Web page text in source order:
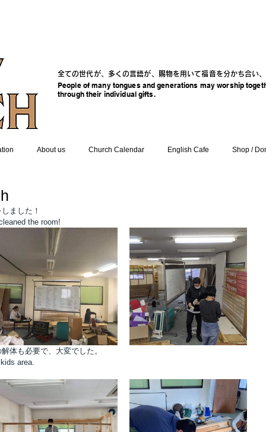
全ての世代が、多くの言語が、賜物を用いて福音を分かち合い
People of many tongues and generations may worship
through their individual gifts.
About us Church Calendar English Cafe Shop /
ました！
the room!
体も必要で、大変でした。
area.